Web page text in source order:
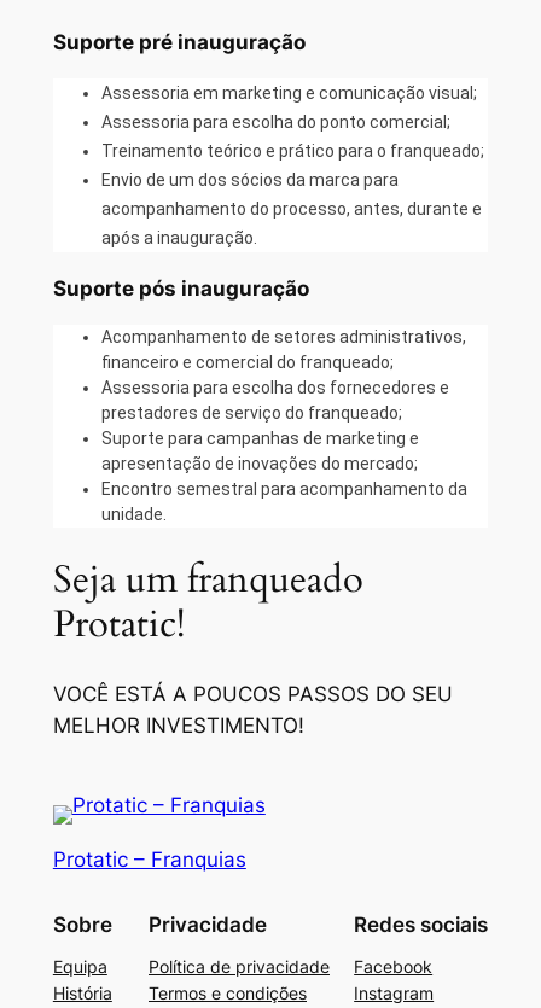
Suporte pré inauguração
Assessoria em marketing e comunicação visual;
Assessoria para escolha do ponto comercial;
Treinamento teórico e prático para o franqueado;
Envio de um dos sócios da marca para
acompanhamento do processo, antes, durante e
após a inauguração.
Suporte pós inauguração
Acompanhamento de setores administrativos,
financeiro e comercial do franqueado;
Assessoria para escolha dos fornecedores e
prestadores de serviço do franqueado;
Suporte para campanhas de marketing e
apresentação de inovações do mercado;
Encontro semestral para acompanhamento da
unidade.
Seja um franqueado
Protatic!
VOCÊ ESTÁ A POUCOS PASSOS DO SEU
MELHOR INVESTIMENTO!
Protatic – Franquias
Sobre
Equipa
História
Privacidade
Política de privacidade
Termos e condições
Redes sociais
Facebook
Instagram